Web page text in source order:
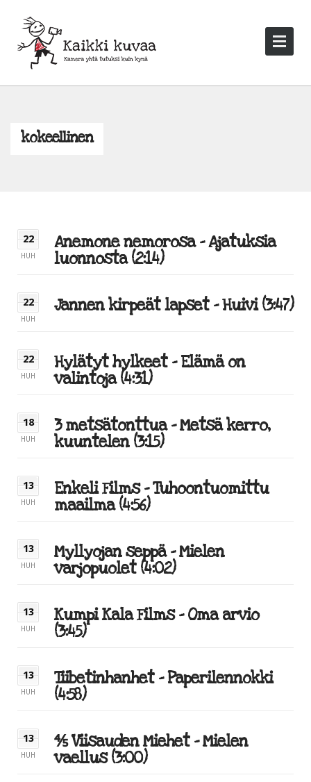
kokeellinen
22
HUH
Anemone nemorosa – Ajatuksia
luonnosta (2:14)
22
HUH
Jannen kirpeät lapset – Huivi (3:47)
22
HUH
Hylätyt hylkeet – Elämä on
valintoja (4:31)
18
HUH
3 metsätonttua – Metsä kerro,
kuuntelen (3:15)
13
HUH
Enkeli Films – Tuhoontuomittu
maailma (4:56)
13
HUH
Myllyojan seppä – Mielen
varjopuolet (4:02)
13
HUH
Kumpi Kala Films – Oma arvio
(3:45)
13
HUH
Tiibetinhanhet – Paperilennokki
(4:58)
13
HUH
⅘ Viisauden Miehet – Mielen
vaellus (3:00)